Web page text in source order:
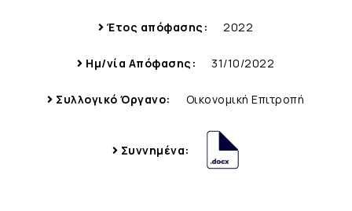
Έτος απόφασης: 2022
Ημ/νία Απόφασης: 31/10/2022
Συλλογικό Όργανο: Οικονομική Επιτροπή
Συννημένα: